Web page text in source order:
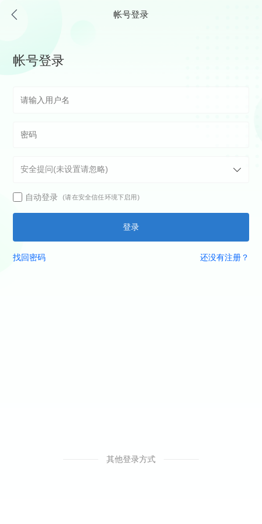
帐号登录
帐号登录
自动登录 (请在安全信任环境下启用)
登录
找回密码 还没有注册？
其他登录方式